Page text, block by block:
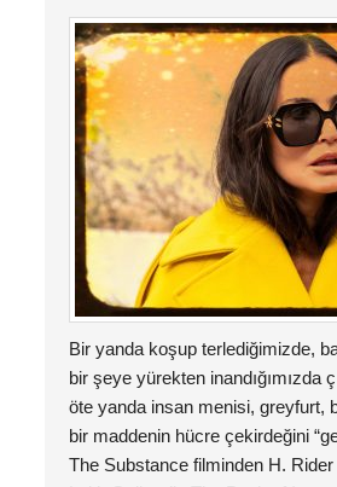
Bir yanda koşup terlediğimizde,
bir şeye yürekten inandığımızda
öte yanda insan menisi, greyfurt,
bir maddenin hücre çekirdeğini
The Substance filminden H. Rider